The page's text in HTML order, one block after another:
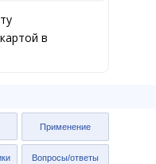
в
Применение
Вопросы/ответы